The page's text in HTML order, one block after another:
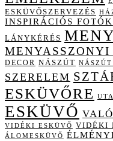
ESKÜVŐSZERVEZÉS
INSPIRÁCIÓS FOTÓK
LÁNYKÉRÉS
MENYASSZONYI
DECOR NÁSZÚT
SZERELEM
ESKÜVŐRE
ESKÜVŐ
VIDÉKI ESKÜVŐ VIDÉKI
ÁLOMESKÜVŐ